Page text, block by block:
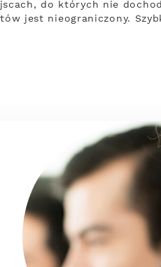
do których nie
jest nieograniczony.